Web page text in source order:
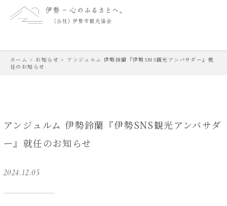
ホーム >お知らせ > アンジュルム 伊勢鈴蘭『伊勢SNS観光アンバサダー』就
任のお知らせ
アンジュルム 伊勢鈴蘭『伊勢SNS観光アンバサダ
ー』就任のお知らせ
2024.12.05